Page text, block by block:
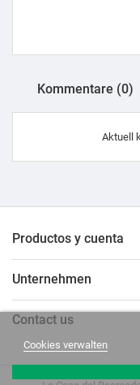
Kommentare (0)
Aktuell
Productos y cuenta
Unternehmen
Contact us
Cookies verwalten